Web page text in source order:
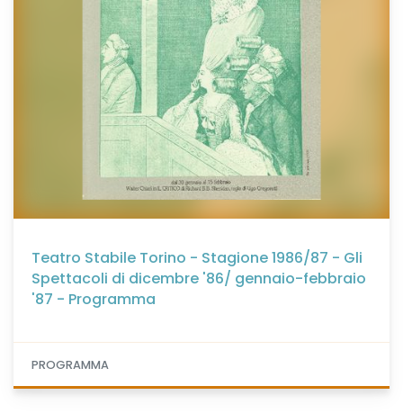
Teatro Stabile Torino - Stagione 1986/87 - Gli
Spettacoli di dicembre '86/ gennaio-febbraio
'87 - Programma
PROGRAMMA